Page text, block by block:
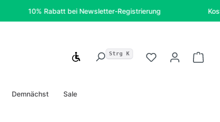
10% Rabatt bei Newsletter-Registrierung
Werkzeugleiste anzeigen
Strg K Du hast 0
Demnächst Sale